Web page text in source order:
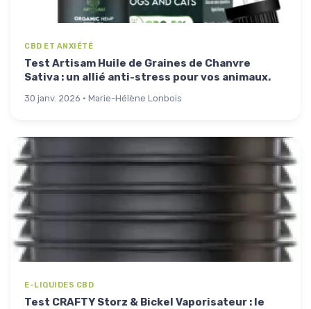
CBD ET ANXIÉTÉ
Test Artisam Huile de Graines de Chanvre
Sativa : un allié anti-stress pour vos animaux.
30 janv. 2026 · Marie-Hélène Lonbois
E-LIQUIDES CBD
Test CRAFTY Storz & Bickel Vaporisateur : le